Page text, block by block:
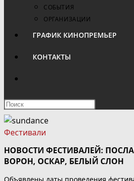
СОБЫТИЯ
ОРГАНИЗАЦИИ
ГРАФИК КИНОПРЕМЬЕР
КОНТАКТЫ
ПОИСК
ПО
САЙТУ
Нажмите
закрыть
панель
поиска.
Фестивали
НОВОСТИ ФЕСТИВАЛЕЙ:
ВОРОН, ОСКАР, БЕЛЫЙ СЛОН